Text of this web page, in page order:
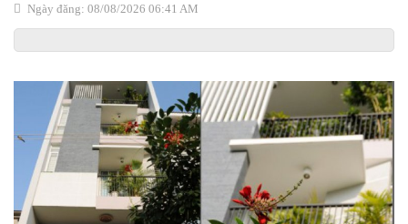
Ngày đăng: 08/08/2026 06:41 AM